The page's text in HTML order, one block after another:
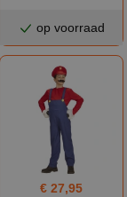
op voorraad
€ 27,95